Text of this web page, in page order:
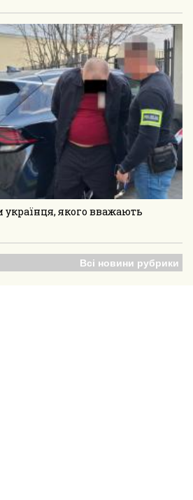
якого вважають
Всі новини рубрики